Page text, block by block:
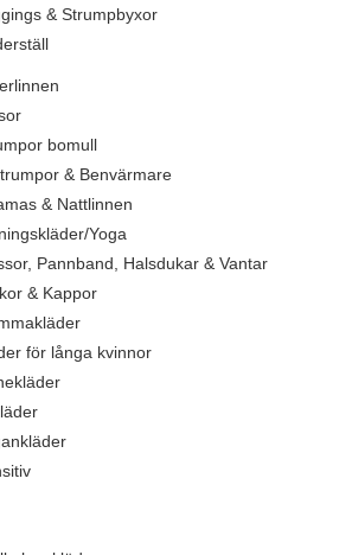
& Strumpbyxor
bomull
& Benvärmare
& Nattlinnen
Yoga
Pannband, Halsdukar & Vantar
& Kappor
för långa kvinnor